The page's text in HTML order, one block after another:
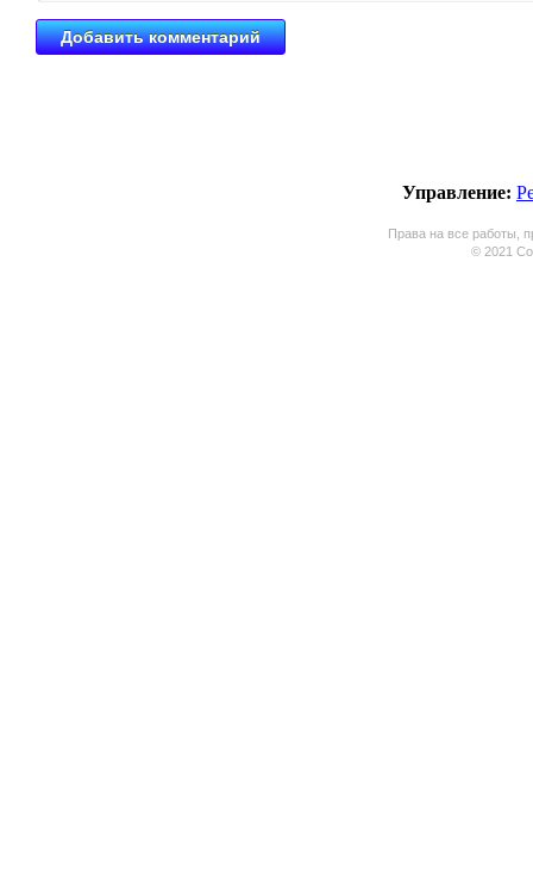
Управление:
Права на все работы,
© 2021